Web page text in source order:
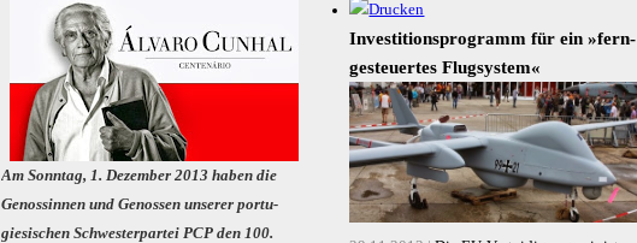
Am Sonn­tag, 1. De­zem­ber 2013 ha­ben die
Ge­nos­sin­nen und Ge­nos­sen un­se­rer por­tu­
gie­si­schen Schwes­ter­par­tei PCP den 100.
In­ves­ti­ti­ons­­­pro­gramm für ein »fern­
ge­steu­er­tes Flug­sys­tem«